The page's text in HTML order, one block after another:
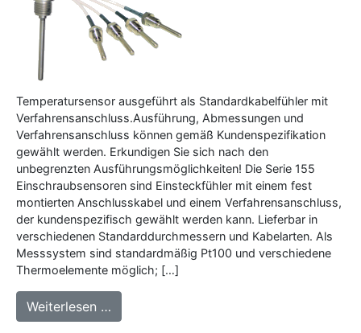
Temperatursensor ausgeführt als Standardkabelfühler mit
Verfahrensanschluss.Ausführung, Abmessungen und
Verfahrensanschluss können gemäß Kundenspezifikation
gewählt werden. Erkundigen Sie sich nach den
unbegrenzten Ausführungsmöglichkeiten! Die Serie 155
Einschraubsensoren sind Einsteckfühler mit einem fest
montierten Anschlusskabel und einem Verfahrensanschluss,
der kundenspezifisch gewählt werden kann. Lieferbar in
verschiedenen Standarddurchmessern und Kabelarten. Als
Messsystem sind standardmäßig Pt100 und verschiedene
Thermoelemente möglich; […]
Weiterlesen …